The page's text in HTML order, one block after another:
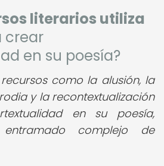
literarios utiliza
crear
en su poesía?
como la alusión, la
y la recontextualización
en su poesía,
complejo de